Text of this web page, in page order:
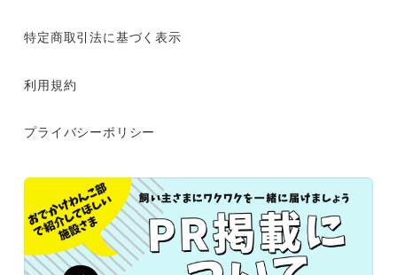
特定商取引法に基づく表示
利用規約
プライバシーポリシー